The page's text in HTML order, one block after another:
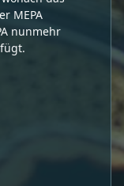
MEPA
nunmehr